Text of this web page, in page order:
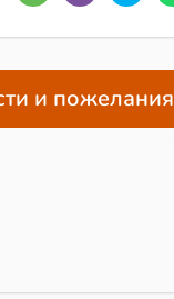
и пожелания